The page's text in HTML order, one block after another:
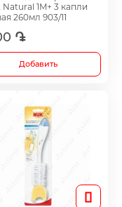
1M+ 3 капли
260мл 903/11
֏
Добавить